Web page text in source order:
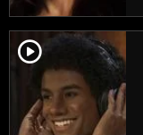
player2